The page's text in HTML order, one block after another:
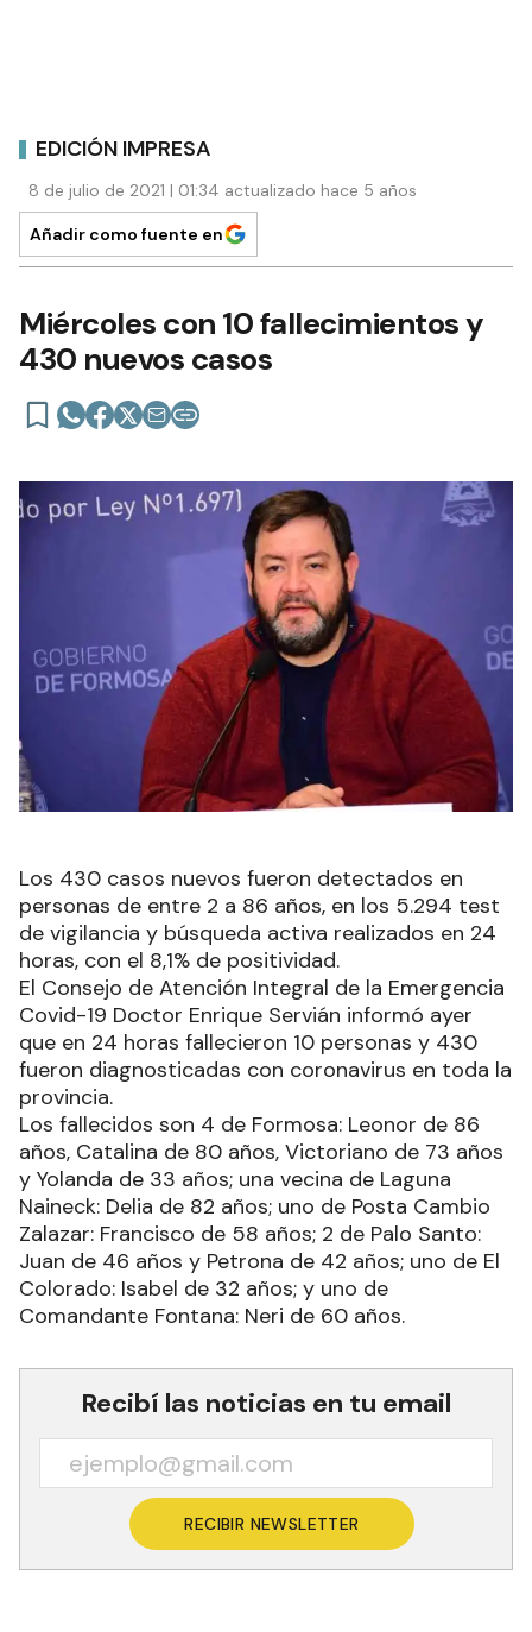
EDICIÓN IMPRESA
8 de julio de 2021 | 01:34 actualizado hace 5 años
Añadir como fuente en
Miércoles con 10 fallecimientos y
430 nuevos casos
Los 430 casos nuevos fueron detectados en
personas de entre 2 a 86 años, en los 5.294 test
de vigilancia y búsqueda activa realizados en 24
horas, con el 8,1% de positividad.
El Consejo de Atención Integral de la Emergencia
Covid-19 Doctor Enrique Servián informó ayer
que en 24 horas fallecieron 10 personas y 430
fueron diagnosticadas con coronavirus en toda la
provincia.
Los fallecidos son 4 de Formosa: Leonor de 86
años, Catalina de 80 años, Victoriano de 73 años
y Yolanda de 33 años; una vecina de Laguna
Naineck: Delia de 82 años; uno de Posta Cambio
Zalazar: Francisco de 58 años; 2 de Palo Santo:
Juan de 46 años y Petrona de 42 años; uno de El
Colorado: Isabel de 32 años; y uno de
Comandante Fontana: Neri de 60 años.
Recibí las noticias en tu email
RECIBIR NEWSLETTER